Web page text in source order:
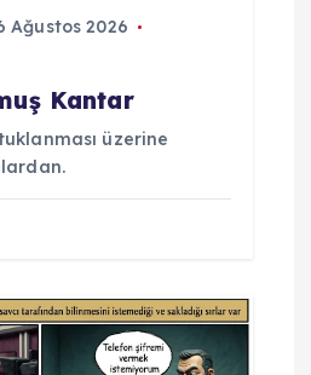
Ağustos 2026
Kantar
üzerine